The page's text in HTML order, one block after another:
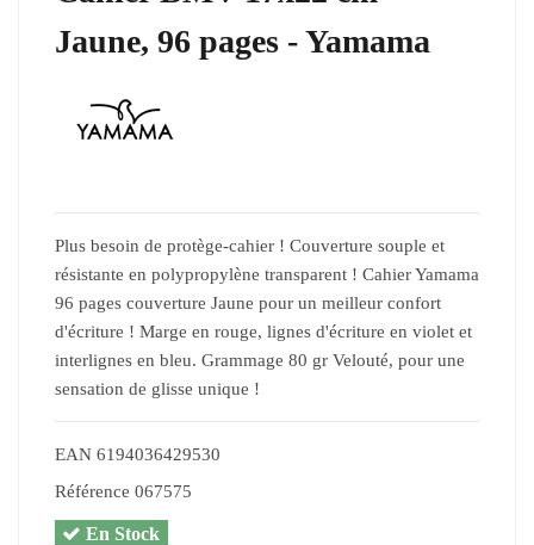
Jaune, 96 pages - Yamama
Plus besoin de protège-cahier ! Couverture souple et
résistante en polypropylène transparent ! Cahier Yamama
96 pages couverture Jaune pour un meilleur confort
d'écriture ! Marge en rouge, lignes d'écriture en violet et
interlignes en bleu. Grammage 80 gr Velouté, pour une
sensation de glisse unique !
EAN 6194036429530
Référence 067575
En Stock